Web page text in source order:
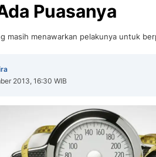
Puasanya
masih menawarkan pelakunya untuk
2013, 16:30 WIB